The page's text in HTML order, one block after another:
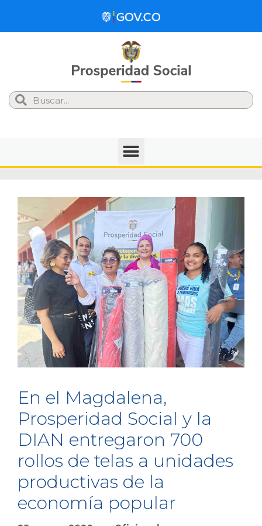
Search
En el Magdalena,
Prosperidad Social y la
DIAN entregaron 700
rollos de telas a unidades
productivas de la
economía popular